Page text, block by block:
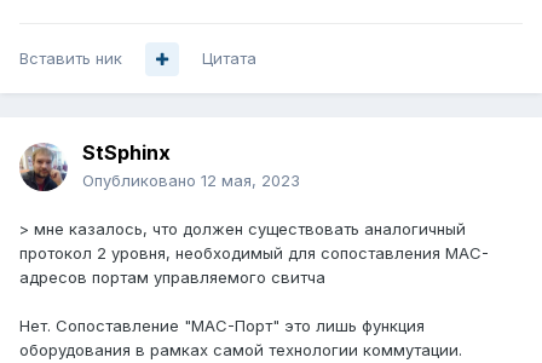
Вставить ник Цитата
StSphinx
Опубликовано 12 мая, 2023
> мне казалось, что должен существовать аналогичный
протокол 2 уровня, необходимый для сопоставления MAC-
адресов портам управляемого свитча
Нет. Сопоставление "MAC-Порт" это лишь функция
оборудования в рамках самой технологии коммутации.